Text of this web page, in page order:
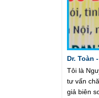
Dr. Toàn
Tôi là
tư vấn
giả biên